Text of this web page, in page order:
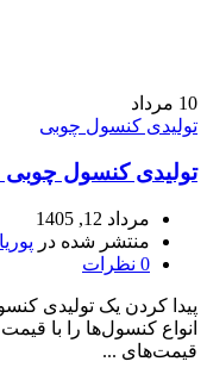
10 مرداد
تولیدی کنسول چوبی
تولیدی کنسول
مرداد 12, 1405
منتشر شده در
0 نظرات
پیدا کردن یک تولیدی
انواع کنسول‌ها را با
قیمت‌های ...